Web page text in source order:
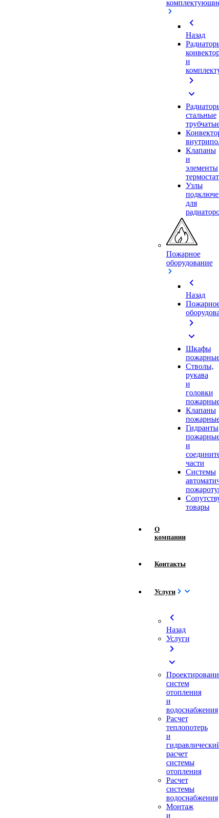
chevron_left
Назад
и
chevron_right
expand_more
стальные
Клапаны
и
элементы
Узлы
для
Пожарное
оборудование
chevron_left
Назад
chevron_right
expand_more
Шкафы
Стволы,
рукава
и
головки
Клапаны
Гидранты
и
части
Системы
товары
О
компании
Контакты
Услуги
chevron_left
Назад
Услуги
chevron_right
expand_more
систем
отопления
и
водоснабжения
Расчет
теплопотерь
и
расчет
системы
отопления
Расчет
системы
водоснабжения
Монтаж
и